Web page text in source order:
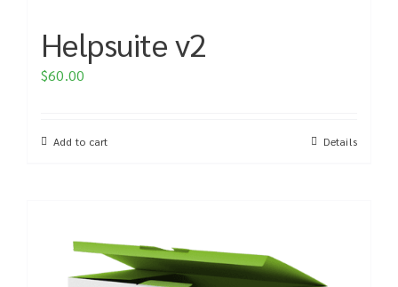
Helpsuite v2
$60.00
Add to cart Details